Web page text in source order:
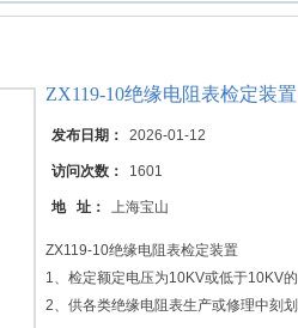
ZX119-10绝缘电阻表检定装置
发布日期： 2026-01-12
访问次数： 1601
地 址： 上海宝山
ZX119-10绝缘电阻表检定装置
1、检定额定电压为10KV或低于10KV的
2、供各类绝缘电阻表生产或修理中刻划